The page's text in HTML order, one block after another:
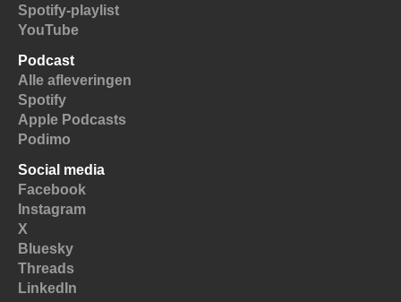
Spotify-playlist
YouTube
Podcast
Alle afleveringen
Spotify
Apple Podcasts
Podimo
Social media
Facebook
Instagram
X
Bluesky
Threads
LinkedIn